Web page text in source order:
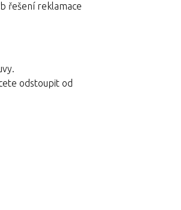
řešení reklamace
odstoupit od